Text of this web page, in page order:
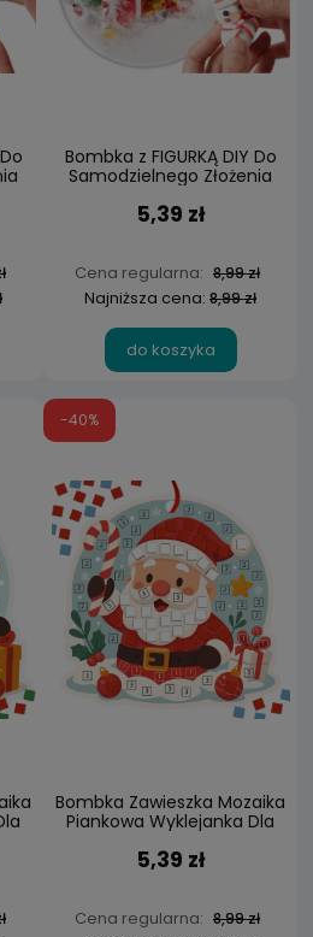
Bombka z FIGURKĄ DIY Do
Samodzielnego Złożenia
5,39 zł
Cena regularna: 8,99 zł
Najniższa cena: 8,99 zł
do koszyka
Bombka Zawieszka Mozaika
Piankowa Wyklejanka Dla
5,39 zł
Cena regularna: 8,99 zł
-40%